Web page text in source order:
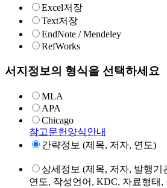
Excel저장
Text저장
EndNote / Mendeley
RefWorks
서지정보의 형식을 선택하세요
MLA
APA
Chicago
참고문헌양식안내
간략정보 (제목, 저자, 연도)
상세정보 (제목, 저자, 발행기
연도, 작성언어, KDC, 자료형태